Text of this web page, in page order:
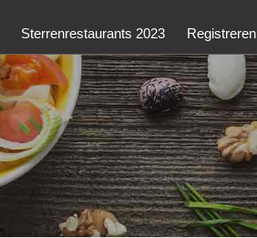
Sterrenrestaurants 2023 Registreren